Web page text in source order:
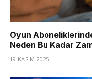
Oyun
Neden Bu Kadar
19 KASIM 2025